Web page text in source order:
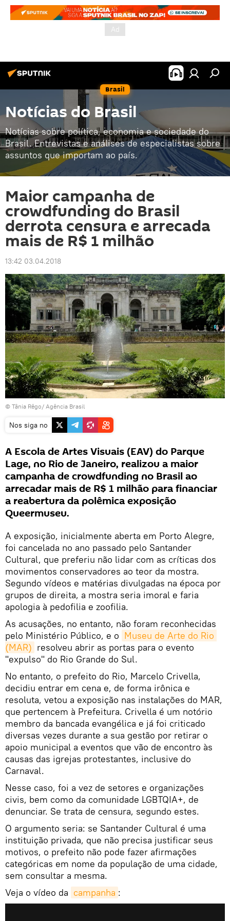
Brasil
Notícias do Brasil
Notícias sobre política, economia e sociedade do
Brasil. Entrevistas e análises de especialistas sobre
assuntos que importam ao país.
Maior campanha de
crowdfunding do Brasil
derrota censura e arrecada
mais de R$ 1 milhão
13:42 03.04.2018
© Tânia Rêgo/ Agência Brasil
Nos siga no
A Escola de Artes Visuais (EAV) do Parque
Lage, no Rio de Janeiro, realizou a maior
campanha de crowdfunding no Brasil ao
arrecadar mais de R$ 1 milhão para financiar
a reabertura da polêmica exposição
Queermuseu.
A exposição, inicialmente aberta em Porto Alegre,
foi cancelada no ano passado pelo Santander
Cultural, que preferiu não lidar com as críticas dos
movimentos conservadores ao teor da mostra.
Segundo vídeos e matérias divulgadas na época por
grupos de direita, a mostra seria imoral e faria
apologia à pedofilia e zoofilia.
As acusações, no entanto, não foram reconhecidas
pelo Ministério Público, e o Museu de Arte do Rio
(MAR) resolveu abrir as portas para o evento
"expulso" do Rio Grande do Sul.
No entanto, o prefeito do Rio, Marcelo Crivella,
decidiu entrar em cena e, de forma irônica e
resoluta, vetou a exposição nas instalações do MAR,
que pertencem à Prefeitura. Crivella é um notório
membro da bancada evangélica e já foi criticado
diversas vezes durante a sua gestão por retirar o
apoio municipal a eventos que vão de encontro às
causas das igrejas protestantes, inclusive do
Carnaval.
Nesse caso, foi a vez de setores e organizações
civis, bem como da comunidade LGBTQIA+, de
denunciar. Se trata de censura, segundo estes.
O argumento seria: se Santander Cultural é uma
instituição privada, que não precisa justificar seus
motivos, o prefeito não pode fazer afirmações
categóricas em nome da população de uma cidade,
sem consultar a mesma.
Veja o vídeo da campanha :